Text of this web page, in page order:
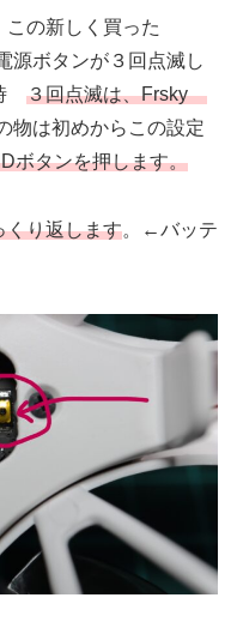
この新しく買った
源ボタンが３回点滅し
３回点滅は、Frsky
物は初めからこの設定
ボタンを押します。
くり返します。←バッテ